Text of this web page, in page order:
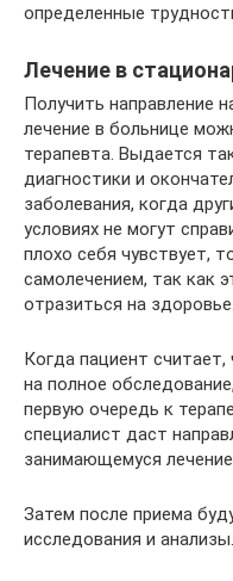
определенные
Лечение в
Получить направление
лечение в больнице
терапевта. Выдается
диагностики и
заболевания, когда
условиях не могут
плохо себя чувствует,
самолечением, так как
отразиться на здоровье.
Когда пациент
на полное
первую очередь к
специалист даст
занимающемуся
Затем после приема
исследования и анализы.